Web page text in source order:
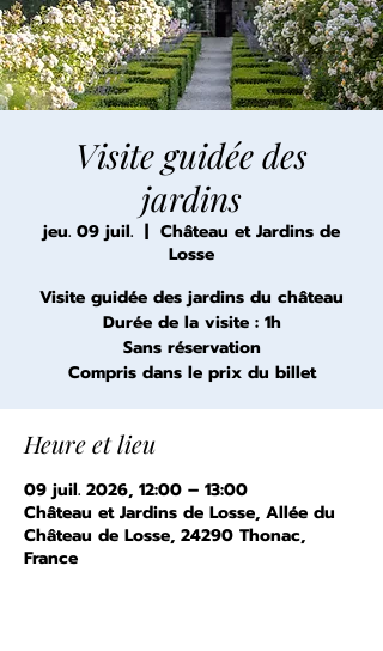
Visite guidée des
jardins
jeu. 09 juil.
  |
Château et Jardins de
Losse
Visite guidée des jardins du château
Durée de la visite : 1h
Sans réservation
Compris dans le prix du billet
Heure et lieu
09 juil. 2026, 12:00 – 13:00
Château et Jardins de Losse, Allée du
Château de Losse, 24290 Thonac,
France